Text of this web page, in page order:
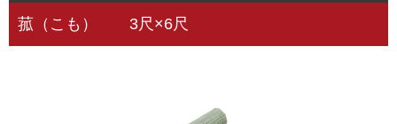
新着情報
お買物ガイド
菰（こも） 3尺×6尺